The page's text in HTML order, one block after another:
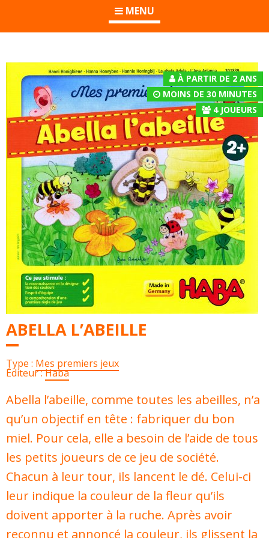
MENU
À PARTIR DE 2 ANS
MOINS DE 30 MINUTES
4JOUEURS
ABELLA L’ABEILLE
Type : Mes premiers jeux
Éditeur :Haba
Abella l’abeille, comme toutes les abeilles, n’a
qu’un objectif en tête : fabriquer du bon
miel. Pour cela, elle a besoin de l’aide de tous
les petits joueurs de ce jeu de société.
Chacun à leur tour, ils lancent le dé. Celui-ci
leur indique la couleur de la fleur qu’ils
doivent apporter à la ruche. Après avoir
reconnu et annoncé la couleur, ils glissent la